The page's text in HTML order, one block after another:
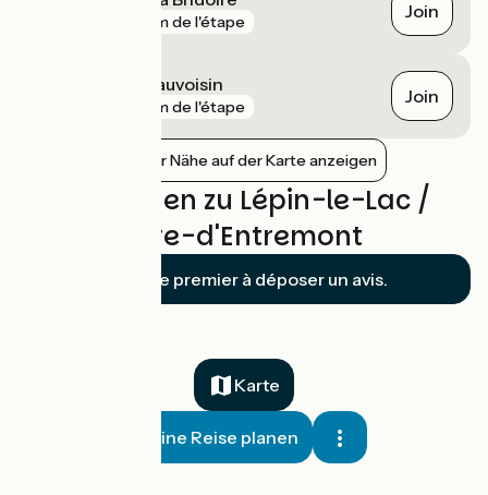
4 km de l'étape Join
Le Pont-de-Beauvoisin
7 km de l'étape Join
Bahnhöfe in der Nähe auf der Karte anzeigen
Bewertungen zu Lépin-le-Lac /
Saint-Pierre-d'Entremont
Soyez le premier à déposer un avis.
Karte
Meine Reise planen